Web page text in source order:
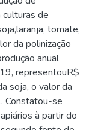
de
tomate,
da polinização
anual
representouR$
soja, o valor da
Constatou-se
à partir do